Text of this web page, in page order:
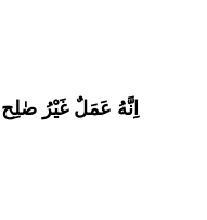
اِنَّهُ عَمَلٌ غَيْرُ صٰلِح